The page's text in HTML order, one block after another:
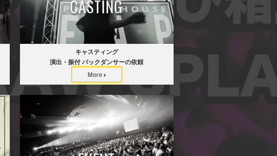
CASTING
キャスティング
演出・振付 バックダンサーの依頼
More